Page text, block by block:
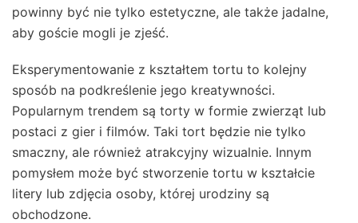
powinny być nie tylko estetyczne, ale także jadalne,
aby goście mogli je zjeść.
Eksperymentowanie z kształtem tortu to kolejny
sposób na podkreślenie jego kreatywności.
Popularnym trendem są torty w formie zwierząt lub
postaci z gier i filmów. Taki tort będzie nie tylko
smaczny, ale również atrakcyjny wizualnie. Innym
pomysłem może być stworzenie tortu w kształcie
litery lub zdjęcia osoby, której urodziny są
obchodzone.